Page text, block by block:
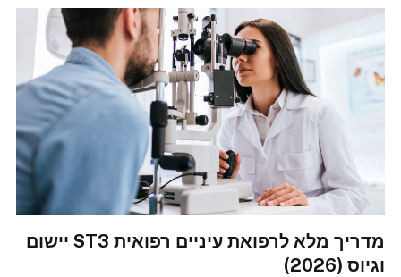
מדריך מלא לרפואת עיניים רפואית ST3 יישום
וגיוס (2026)